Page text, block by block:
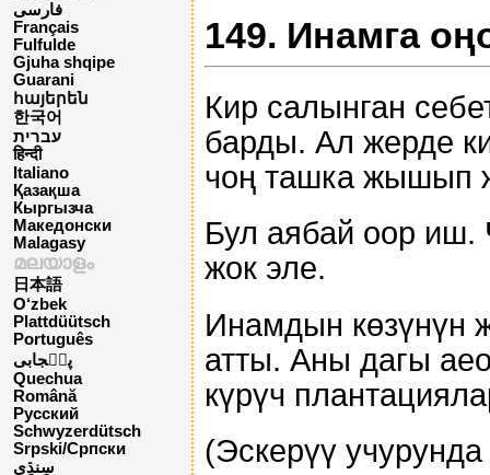
فارسی
Français
Fulfulde
Gjuha shqipe
Guarani
հայերեն
한국어
עברית
हिन्दी
Italiano
Қазақша
Кыргызча
Македонски
Malagasy
മലയാളം
日本語
O‘zbek
Plattdüütsch
Português
پن٘جابی
Quechua
Română
Русский
Schwyzerdütsch
Srpski/Српски
149. Инамга
Кир салынган
барды. Ал жерде
чоң ташка жышып
Бул аябай оор иш.
жок эле.
Инамдын көзүнүн
атты. Аны дагы
күрүч
(Эскерүү